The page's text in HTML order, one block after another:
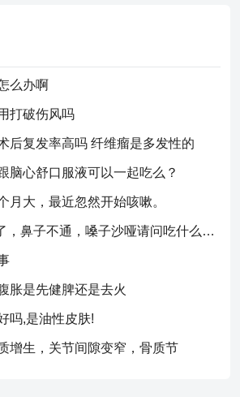
么办啊
打破伤风吗
后复发率高吗 纤维瘤是多发性的
脑心舒口服液可以一起吃么？
月大，最近忽然开始咳嗽。
你好，鼻炎犯了，鼻子不通，嗓子沙哑请问吃什么药比较好？
胀是先健脾还是去火
吗,是油性皮肤!
增生，关节间隙变窄，骨质节